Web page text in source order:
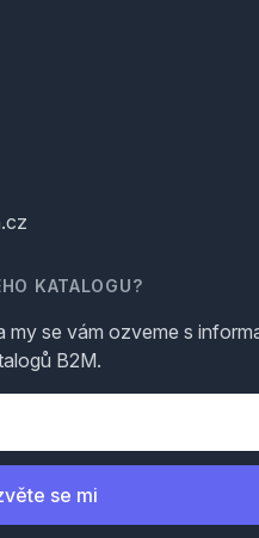
KATALOGU?
my se vám ozveme s
B2M.
se mi